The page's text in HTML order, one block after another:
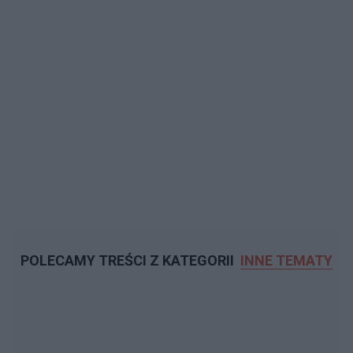
POLECAMY TREŚCI Z KATEGORII INNE TEMATY